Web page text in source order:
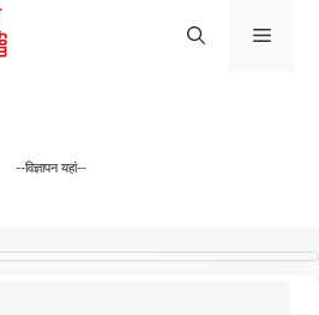
--विज्ञापन यहां--